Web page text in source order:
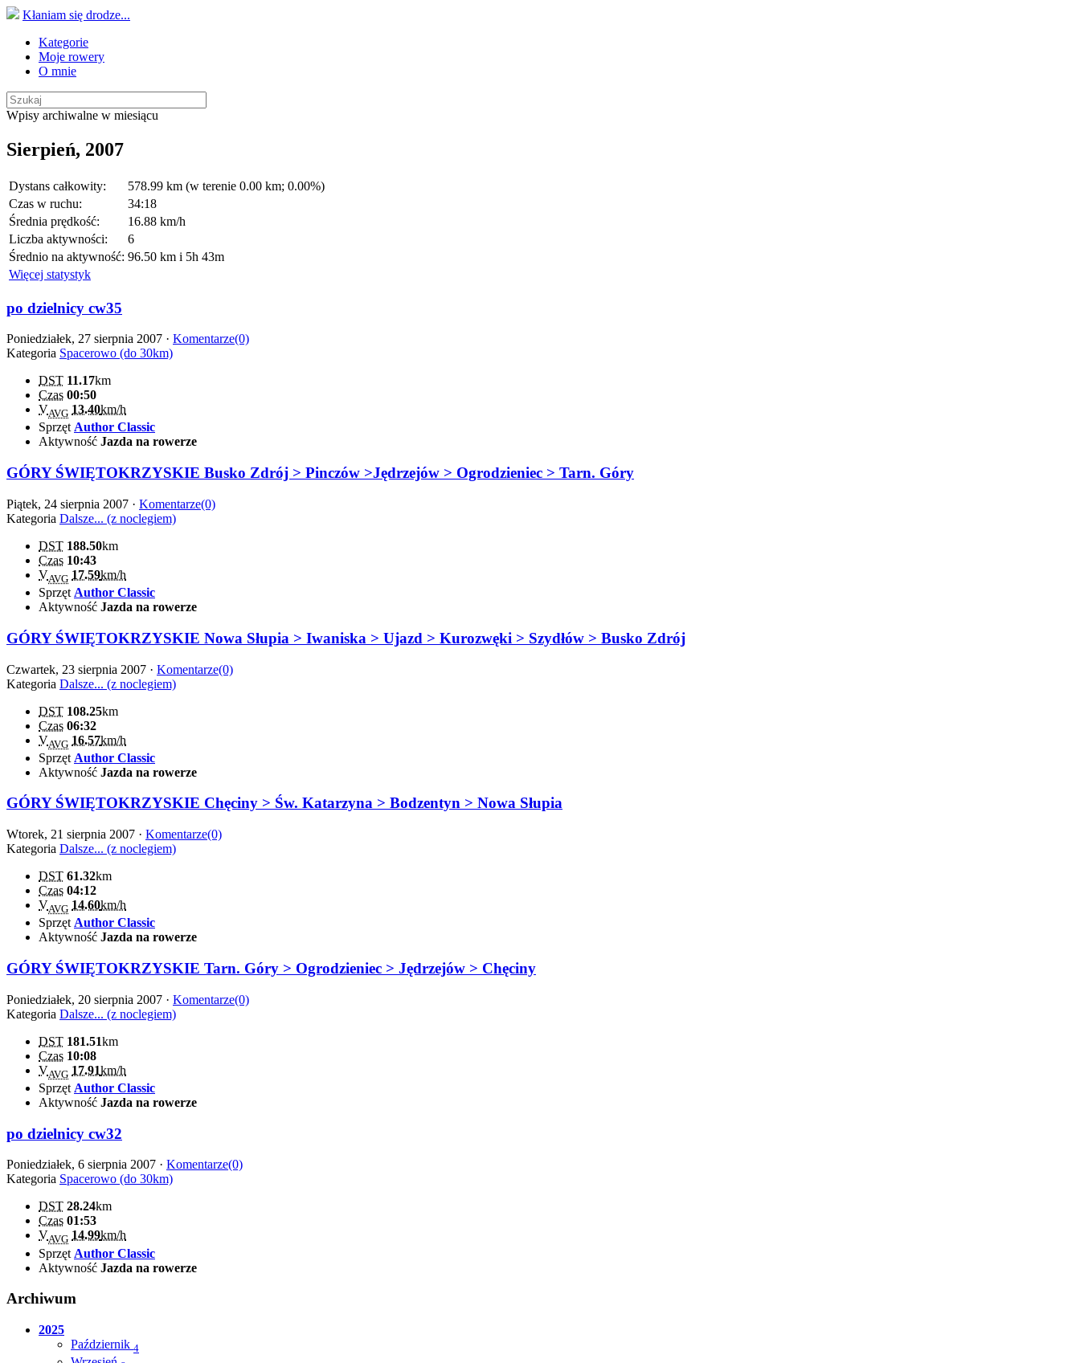
Kłaniam się drodze...
Kategorie
Moje rowery
O mnie
Wpisy archiwalne w miesiącu
Sierpień, 2007
Dystans całkowity:
578.99 km (w terenie 0.00 km; 0.00%)
Czas w ruchu:
34:18
Średnia prędkość:
16.88 km/h
Liczba aktywności:
6
Średnio na aktywność: 96.50 km i 5h 43m
Więcej statystyk
po dzielnicy cw35
Poniedziałek, 27 sierpnia 2007 · Komentarze(0)
Kategoria Spacerowo (do 30km)
DST 11.17km
Czas 00:50
VAVG 13.40km/h
SprzętAuthor Classic
Aktywność Jazda na rowerze
GÓRY ŚWIĘTOKRZYSKIE Busko Zdrój > Pinczów >Jędrzejów > Ogrodzieniec > Tarn. Góry
Piątek, 24 sierpnia 2007 · Komentarze(0)
Kategoria Dalsze... (z noclegiem)
DST 188.50km
Czas 10:43
VAVG 17.59km/h
Sprzęt Author Classic
Aktywność Jazda na rowerze
GÓRY ŚWIĘTOKRZYSKIE Nowa Słupia > Iwaniska > Ujazd > Kurozwęki > Szydłów > Busko Zdrój
Czwartek, 23 sierpnia 2007 · Komentarze(0)
Kategoria Dalsze... (z noclegiem)
DST 108.25km
Czas 06:32
VAVG 16.57km/h
Sprzęt Author Classic
Aktywność Jazda na rowerze
GÓRY ŚWIĘTOKRZYSKIE Chęciny > Św. Katarzyna > Bodzentyn > Nowa Słupia
Wtorek, 21 sierpnia 2007 · Komentarze(0)
Kategoria Dalsze... (z noclegiem)
DST 61.32km
Czas 04:12
VAVG 14.60km/h
Sprzęt Author Classic
Aktywność Jazda na rowerze
GÓRY ŚWIĘTOKRZYSKIE Tarn. Góry > Ogrodzieniec > Jędrzejów > Chęciny
Poniedziałek, 20 sierpnia 2007 · Komentarze(0)
Kategoria Dalsze... (z noclegiem)
DST 181.51km
Czas 10:08
VAVG 17.91km/h
Sprzęt Author Classic
Aktywność Jazda na rowerze
po dzielnicy cw32
Poniedziałek, 6 sierpnia 2007 · Komentarze(0)
Kategoria Spacerowo (do 30km)
DST 28.24km
Czas 01:53
VAVG 14.99km/h
Sprzęt Author Classic
Aktywność Jazda na rowerze
Archiwum
2025
Październik 4